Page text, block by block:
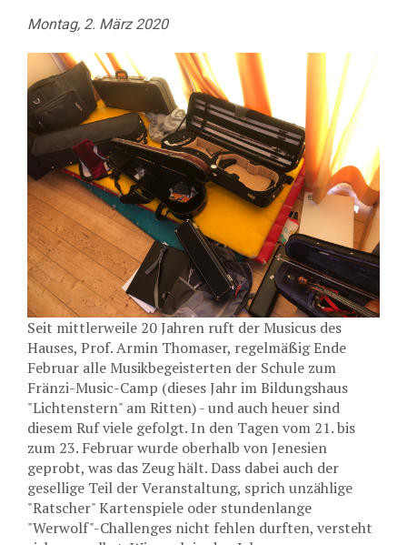
Montag, 2. März 2020
Seit mittlerweile 20 Jahren ruft der Musicus des
Hauses, Prof. Armin Thomaser, regelmäßig Ende
Februar alle Musikbegeisterten der Schule zum
Fränzi-Music-Camp (dieses Jahr im Bildungshaus
"Lichtenstern" am Ritten) - und auch heuer sind
diesem Ruf viele gefolgt. In den Tagen vom 21. bis
zum 23. Februar wurde oberhalb von Jenesien
geprobt, was das Zeug hält. Dass dabei auch der
gesellige Teil der Veranstaltung, sprich unzählige
"Ratscher" Kartenspiele oder stundenlange
"Werwolf"-Challenges nicht fehlen durften, versteht